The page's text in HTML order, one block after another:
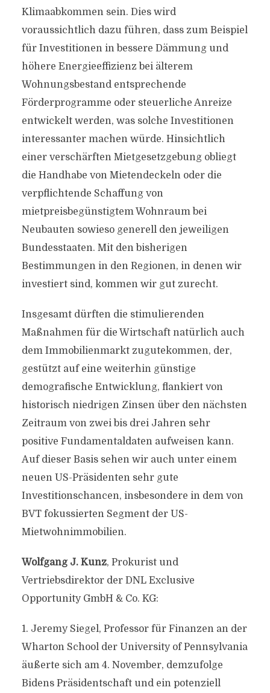
Klimaabkommen sein. Dies wird
voraussichtlich dazu führen, dass zum Beispiel
für Investitionen in bessere Dämmung und
höhere Energieeffizienz bei älterem
Wohnungsbestand entsprechende
Förderprogramme oder steuerliche Anreize
entwickelt werden, was solche Investitionen
interessanter machen würde. Hinsichtlich
einer verschärften Mietgesetzgebung obliegt
die Handhabe von Mietendeckeln oder die
verpflichtende Schaffung von
mietpreisbegünstigtem Wohnraum bei
Neubauten sowieso generell den jeweiligen
Bundesstaaten. Mit den bisherigen
Bestimmungen in den Regionen, in denen wir
investiert sind, kommen wir gut zurecht.
Insgesamt dürften die stimulierenden
Maßnahmen für die Wirtschaft natürlich auch
dem Immobilienmarkt zugutekommen, der,
gestützt auf eine weiterhin günstige
demografische Entwicklung, flankiert von
historisch niedrigen Zinsen über den nächsten
Zeitraum von zwei bis drei Jahren sehr
positive Fundamentaldaten aufweisen kann.
Auf dieser Basis sehen wir auch unter einem
neuen US-Präsidenten sehr gute
Investitionschancen, insbesondere in dem von
BVT fokussierten Segment der US-
Mietwohnimmobilien.
Wolfgang J. Kunz, Prokurist und
Vertriebsdirektor der DNL Exclusive
Opportunity GmbH & Co. KG:
1. Jeremy Siegel, Professor für Finanzen an der
Wharton School der University of Pennsylvania
äußerte sich am 4. November, demzufolge
Bidens Präsidentschaft und ein potenziell